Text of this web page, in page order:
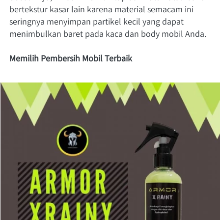
bertekstur kasar lain karena material semacam ini
seringnya menyimpan partikel kecil yang dapat
menimbulkan baret pada kaca dan body mobil Anda.
Memilih Pembersih Mobil Terbaik